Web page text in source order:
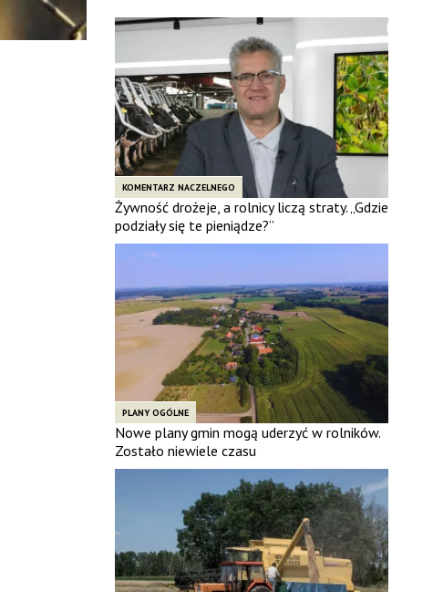
KOMENTARZ NACZELNEGO
Żywność drożeje, a rolnicy liczą straty. „Gdzie
podziały się te pieniądze?”
PLANY OGÓLNE
Nowe plany gmin mogą uderzyć w rolników.
Zostało niewiele czasu